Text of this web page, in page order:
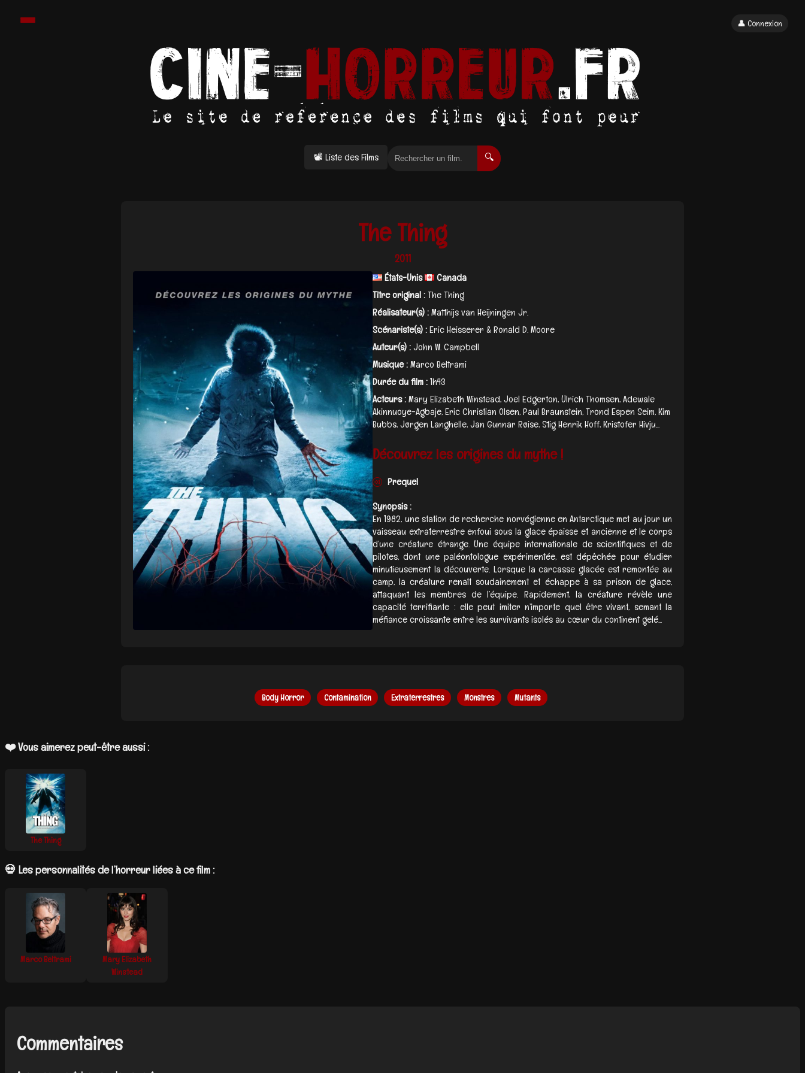
📽 Liste des Films 🔍
👤 Connexion
The Thing
2011
États-Unis
Canada
Titre original :The Thing
Réalisateur(s) :Matthijs van Heijningen Jr.
Scénariste(s) :Eric Heisserer & Ronald D. Moore
Auteur(s) :John W. Campbell
Musique :Marco Beltrami
Durée du film :1h43
Acteurs :Mary Elizabeth Winstead, Joel Edgerton, Ulrich Thomsen, Adewale
Akinnuoye-Agbaje, Eric Christian Olsen, Paul Braunstein, Trond Espen Seim, Kim
Bubbs, Jørgen Langhelle, Jan Gunnar Røise, Stig Henrik Hoff, Kristofer Hivju...
Découvrez les origines du mythe !
Prequel
Synopsis :
En 1982, une station de recherche norvégienne en Antarctique met au jour un
vaisseau extraterrestre enfoui sous la glace épaisse et ancienne et le corps
d’une créature étrange. Une équipe internationale de scientifiques et de
pilotes, dont une paléontologue expérimentée, est dépêchée pour étudier
minutieusement la découverte. Lorsque la carcasse glacée est remontée au
camp, la créature renaît soudainement et échappe à sa prison de glace,
attaquant les membres de l’équipe. Rapidement, la créature révèle une
capacité terrifiante : elle peut imiter n’importe quel être vivant, semant la
méfiance croissante entre les survivants isolés au cœur du continent gelé...
Body Horror Contamination Extraterrestres Monstres Mutants
❤️ Vous aimerez peut-être aussi :
The Thing
💀 Les personnalités de l’horreur liées à ce film :
Marco Beltrami
Mary Elizabeth
Winstead
Commentaires